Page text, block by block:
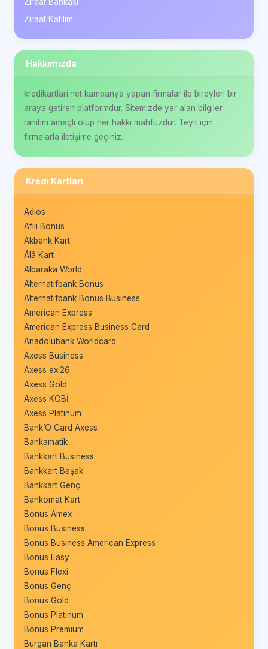
Ziraat Katılım
Hakkımızda
kredikartlari.net kampanya yapan firmalar ile bireyleri bir
araya getiren platformdur. Sitemizde yer alan bilgiler
tanıtım amaçlı olup her hakkı mahfuzdur. Teyit için
firmalarla iletişime geçiniz.
Kredi Kartları
Adios
Afili Bonus
Akbank Kart
Âlâ Kart
Albaraka World
Alternatifbank Bonus
Alternatifbank Bonus Business
American Express
American Express Business Card
Anadolubank Worldcard
Axess Business
Axess exi26
Axess Gold
Axess KOBİ
Axess Platinum
Bank’O Card Axess
Bankamatik
Bankkart Business
Bankkart Başak
Bankkart Genç
Bankomat Kart
Bonus Amex
Bonus Business
Bonus Business American Express
Bonus Easy
Bonus Flexi
Bonus Genç
Bonus Gold
Bonus Platinum
Bonus Premium
Burgan Banka Kartı